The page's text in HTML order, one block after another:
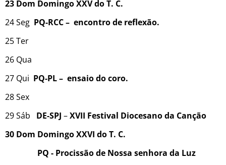
23 Dom Domingo XXV do T. C.
24 Seg PQ-RCC– encontro de reflexão.
25 Ter
26 Qua
27 Qui PQ-PL – ensaio do coro.
28 Sex
29 Sáb DE-SPJ –XVII Festival Diocesano da Canção
30 Dom Domingo XXVI do T. C.
PQ - Procissão de Nossa senhora da Luz